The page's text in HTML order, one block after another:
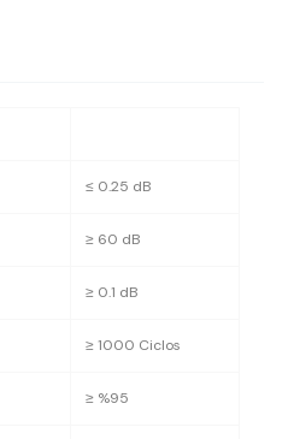
≤ 0.25 dB
≥ 60 dB
≥ 0.1 dB
≥ 1000 Ciclos
≥ %95